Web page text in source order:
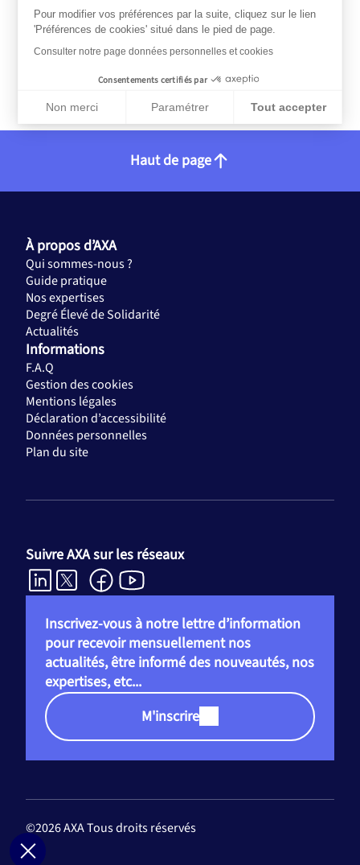
Actualité
précédente
Toutes les
actualités
Actualité
Partager
Haut de page
À propos d’AXA
Qui sommes-nous ?
Guide pratique
Nos expertises
Degré Élevé de Solidarité
Actualités
Informations
F.A.Q
Gestion des cookies
Mentions légales
Déclaration d’accessibilité
Données personnelles
Plan du site
Suivre AXA sur les réseaux
Inscrivez-vous à notre lettre d’information
pour recevoir mensuellement nos
actualités, être informé des nouveautés, nos
expertises, etc...
M'inscrire
©2026 AXA Tous droits réservés
Pour modifier vos préférences par la suite, cliquez sur le lien
'Préférences de cookies' situé dans le pied de page.
Consulter notre page données personnelles et cookies
Consentements certifiés par
Non merci Paramétrer Tout accepter
Axeptio consent
Plateforme de Gestion du Consentement : Personnalisez vos
Notre plateforme vous permet d'adapter et de gérer vos